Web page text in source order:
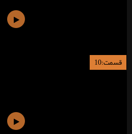
قسمت:10